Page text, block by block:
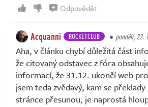
Odpovědět
Acquanni ROCKETCLUB pondělí, 22.
Aha, v článku chybí důležitá část
že citovaný odstavec z fóra
informací, že 31.12. ukončí web
jsem teda zvědavý, kam se
stránce přesunou, je naprostá